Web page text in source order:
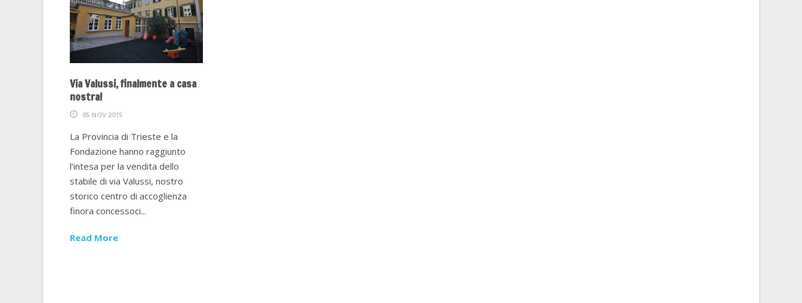
Via Valussi, finalmente a casa
nostra!
05 NOV 2015
La Provincia di Trieste e la
Fondazione hanno raggiunto
l’intesa per la vendita dello
stabile di via Valussi, nostro
storico centro di accoglienza
finora concessoci...
Read More